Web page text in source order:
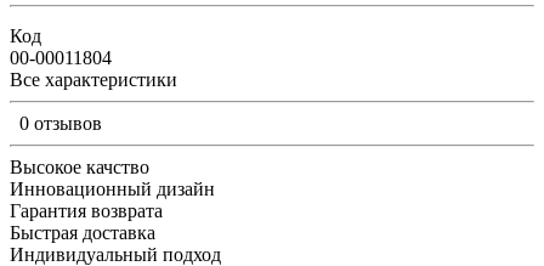
Код
00-00011804
Все характеристики
0 отзывов
Высокое качство
Инновационный дизайн
Гарантия возврата
Быстрая доставка
Индивидуальный подход